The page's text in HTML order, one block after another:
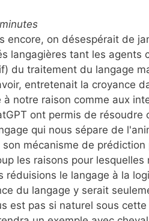
minutes
encore, on désespérait de
langagières tant les agents
du traitement du langage
entretenait la croyance
à notre raison comme aux
ont permis de résoudre
qui nous sépare de
mécanisme de
les raisons pour lesquelles
réduisions le langage à la
du langage y serait
est pas si naturel sous